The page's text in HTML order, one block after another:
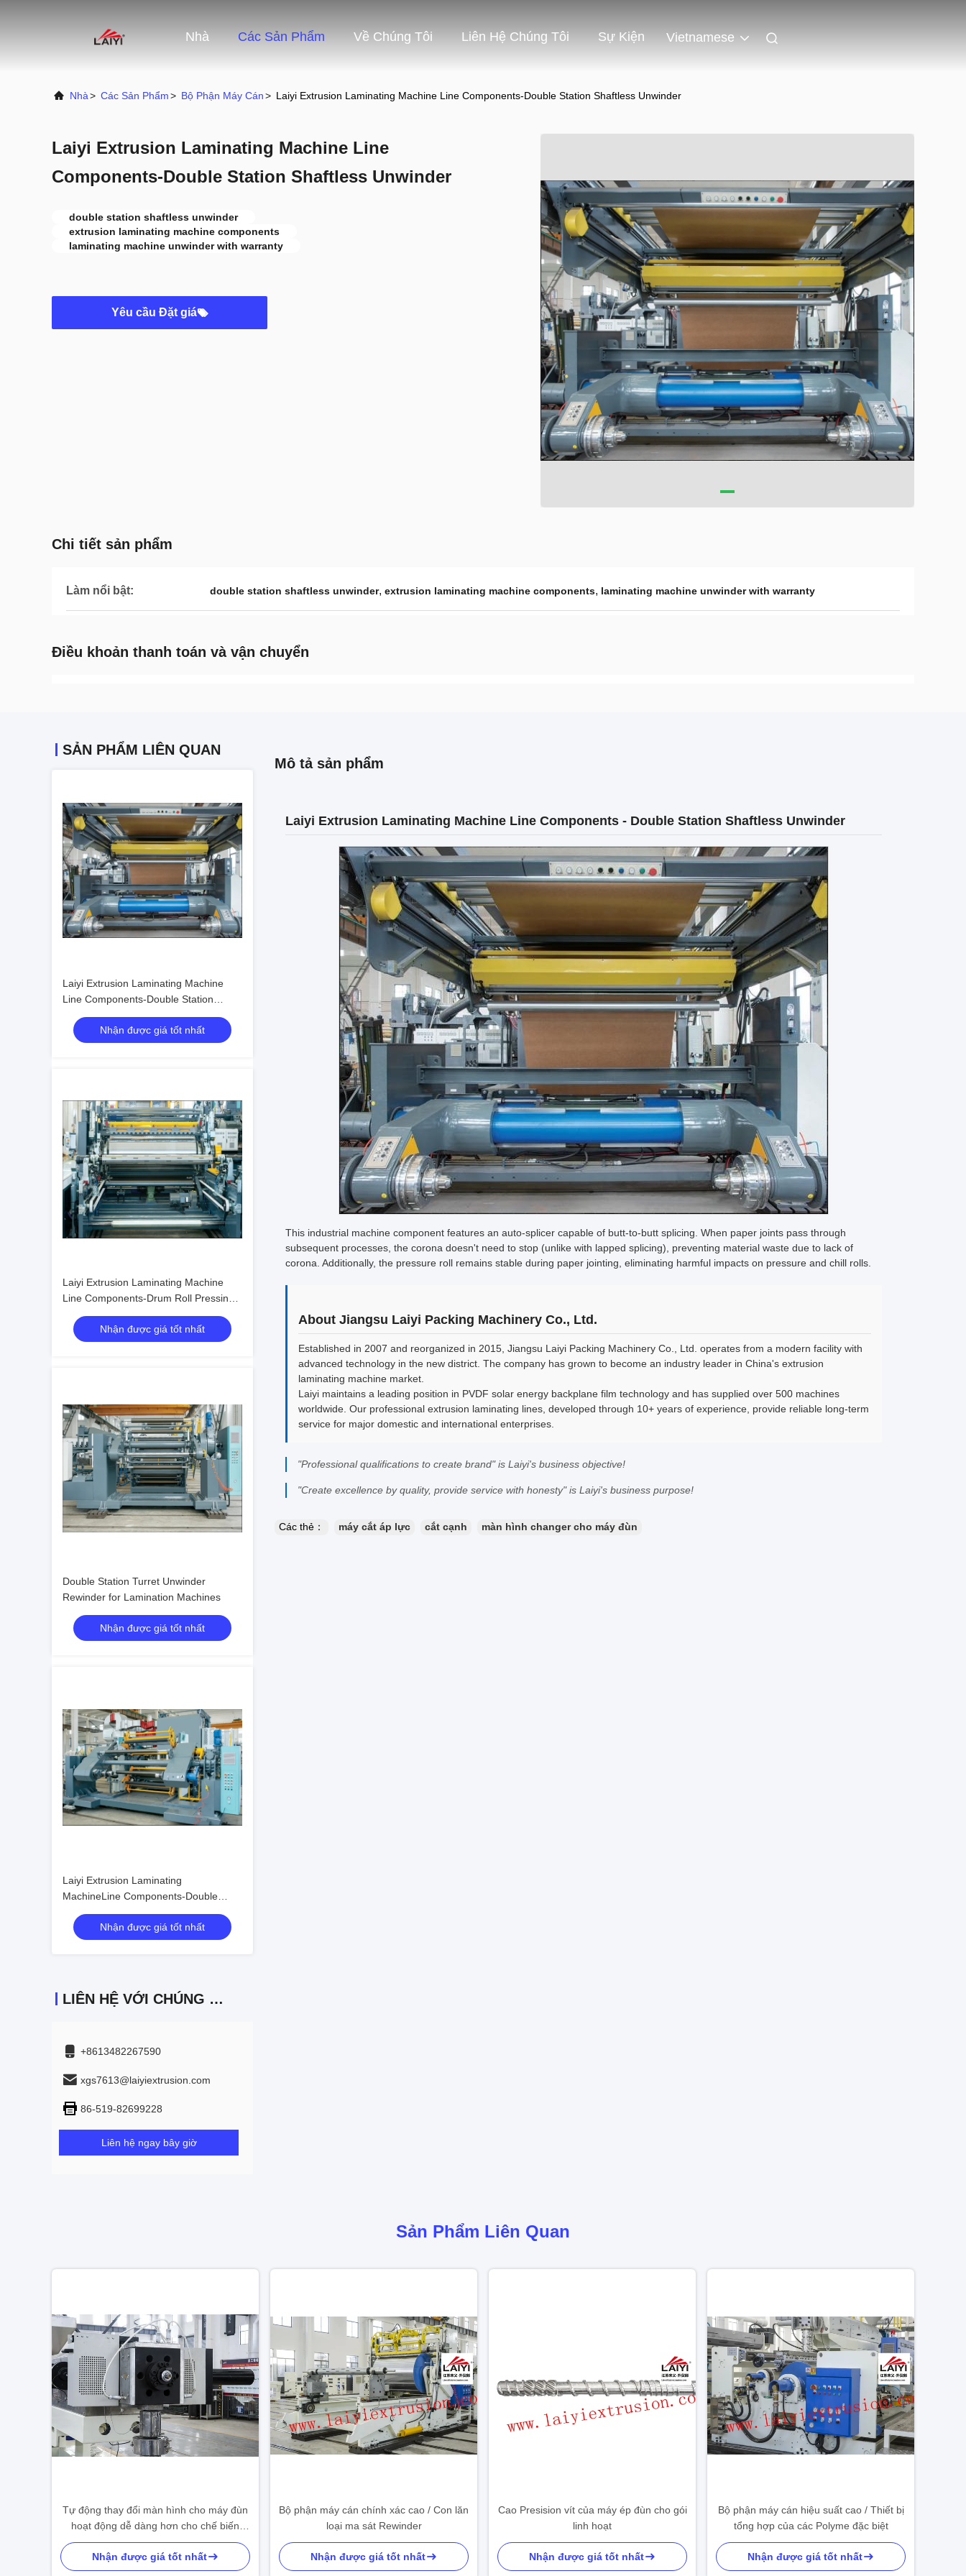
Nhà Các Sản Phẩm Về Chúng Tôi Liên Hệ Chúng Tôi Sự Kiện Vietnamese
Nhà> Các Sản Phẩm> Bộ Phận Máy Cán> Laiyi Extrusion Laminating Machine Line Components-Double Station Shaftless Unwinder
Laiyi Extrusion Laminating Machine Line
Components-Double Station Shaftless Unwinder
double station shaftless unwinder
extrusion laminating machine components
laminating machine unwinder with warranty
Yêu cầu Đặt giá
Chi tiết sản phẩm
Làm nổi bật: double station shaftless unwinder, extrusion laminating machine components, laminating machine unwinder with warranty
Điều khoản thanh toán và vận chuyển
SẢN PHẨM LIÊN QUAN
Laiyi Extrusion Laminating Machine
Line Components-Double Station
Shaftless Unwinder
Nhận được giá tốt nhất
Laiyi Extrusion Laminating Machine
Line Components-Drum Roll Pressing
Rewinder
Nhận được giá tốt nhất
Double Station Turret Unwinder
Rewinder for Lamination Machines
Nhận được giá tốt nhất
Laiyi Extrusion Laminating
MachineLine Components-Double
Station Turret Shaftless Unwinder and
RewinderNhận được giá tốt nhất
LIÊN HỆ VỚI CHÚNG TÔI
+8613482267590
xgs7613@laiyiextrusion.com
86-519-82699228
Liên hệ ngay bây giờ
Mô tả sản phẩm
Laiyi Extrusion Laminating Machine Line Components - Double Station Shaftless Unwinder
This industrial machine component features an auto-splicer capable of butt-to-butt splicing. When paper joints pass through
subsequent processes, the corona doesn't need to stop (unlike with lapped splicing), preventing material waste due to lack of
corona. Additionally, the pressure roll remains stable during paper jointing, eliminating harmful impacts on pressure and chill rolls.
About Jiangsu Laiyi Packing Machinery Co., Ltd.
Established in 2007 and reorganized in 2015, Jiangsu Laiyi Packing Machinery Co., Ltd. operates from a modern facility with
advanced technology in the new district. The company has grown to become an industry leader in China's extrusion
laminating machine market.
Laiyi maintains a leading position in PVDF solar energy backplane film technology and has supplied over 500 machines
worldwide. Our professional extrusion laminating lines, developed through 10+ years of experience, provide reliable long-term
service for major domestic and international enterprises.
"Professional qualifications to create brand" is Laiyi's business objective!
"Create excellence by quality, provide service with honesty" is Laiyi's business purpose!
Các thẻ： máy cắt áp lực cắt cạnh màn hình changer cho máy đùn
Sản Phẩm Liên Quan
Tự động thay đổi màn hình cho máy đùn
hoạt động dễ dàng hơn cho chế biến
Polyme ăn mòn
Nhận được giá tốt nhất
Bộ phận máy cán chính xác cao / Con lăn
loại ma sát Rewinder
Nhận được giá tốt nhất
Cao Presision vít của máy ép đùn cho gói
linh hoạt
Nhận được giá tốt nhất
Bộ phận máy cán hiệu suất cao / Thiết bị
tổng hợp của các Polyme đặc biệt
Nhận được giá tốt nhất